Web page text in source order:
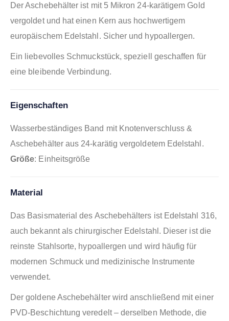
Der Aschebehälter ist mit 5 Mikron 24-karätigem Gold
vergoldet und hat einen Kern aus hochwertigem
europäischem Edelstahl. Sicher und hypoallergen.
Ein liebevolles Schmuckstück, speziell geschaffen für
eine bleibende Verbindung.
Eigenschaften
Wasserbeständiges Band mit Knotenverschluss &
Aschebehälter aus 24-karätig vergoldetem Edelstahl.
Größe: Einheitsgröße
Material
Das Basismaterial des Aschebehälters ist Edelstahl 316,
auch bekannt als chirurgischer Edelstahl. Dieser ist die
reinste Stahlsorte, hypoallergen und wird häufig für
modernen Schmuck und medizinische Instrumente
verwendet.
Der goldene Aschebehälter wird anschließend mit einer
PVD-Beschichtung veredelt – derselben Methode, die